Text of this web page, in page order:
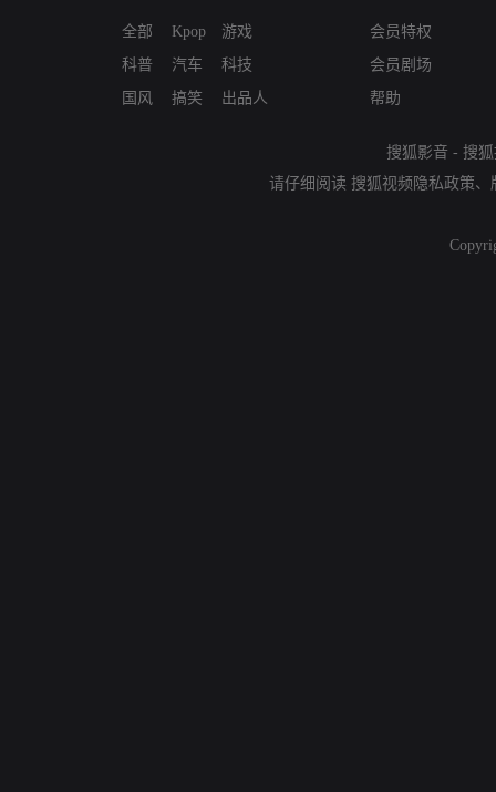
全部
科普
国风
Kpop
汽车
搞笑
游戏
科技
出品人
会员特权
会员剧场
帮助
搜狐影音 - 搜
请仔细阅读 搜狐视频隐私政策、